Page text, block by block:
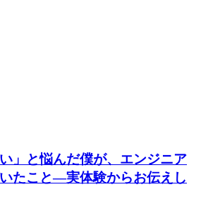
い」と悩んだ僕が、エンジニア
たこと―実体験からお伝えし